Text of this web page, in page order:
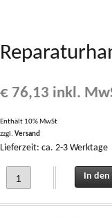
€ 76,13 inkl.
Enthält 10% MwSt
zzgl. Versand
Lieferzeit: ca. 2-3 Werktage
Reparaturhandbuch Steyr
In